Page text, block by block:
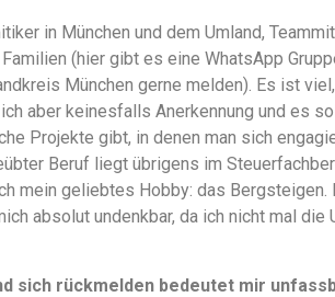
in München und dem Umland,
(hier gibt es eine WhatsApp
München gerne melden). Es ist
aber keinesfalls Anerkennung und es
Projekte gibt, in denen man sich
Beruf liegt übrigens im
mein geliebtes Hobby: das Bergsteigen.
absolut undenkbar, da ich nicht mal die
sich rückmelden bedeutet mir